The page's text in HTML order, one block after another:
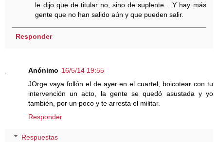
le dijo que de titular no, sino de suplente... Y hay más
gente que no han salido aún y que pueden salir.
Responder
Anónimo 16/5/14 19:55
JOrge vaya follón el de ayer en el cuartel, boicotear con tu
intervención un acto, la gente se quedó asustada y yo
también, por un poco y te arresta el militar.
Responder
Respuestas